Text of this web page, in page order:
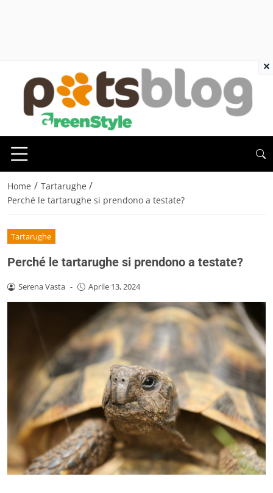
Home / Tartarughe /
Perché le tartarughe si prendono a testate?
Tartarughe
Perché le tartarughe si prendono a testate?
Serena Vasta - Aprile 13, 2024
×